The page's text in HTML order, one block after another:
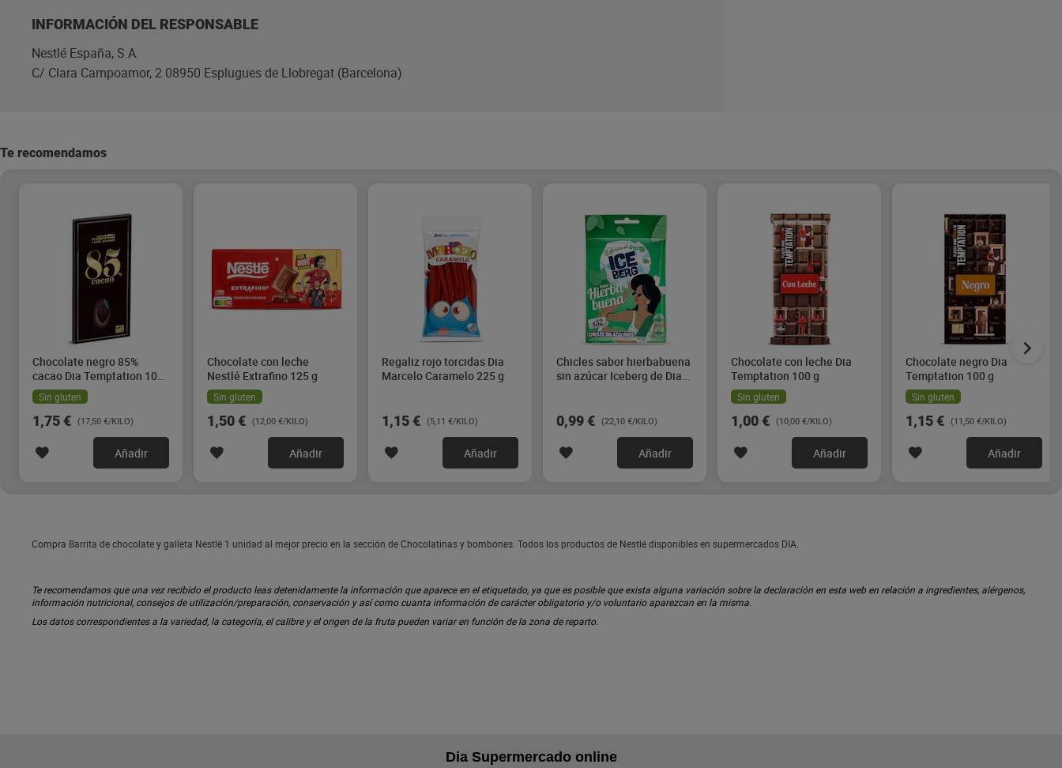
INFORMACIÓN DEL RESPONSABLE
Nestlé España, S.A.
C/ Clara Campoamor, 2 08950 Esplugues de Llobregat (Barcelona)
Te recomendamos
Chocolate negro 85%
cacao Dia Temptation 100
gSin gluten
1,75 € (17,50 €/KILO)
Añadir
Chocolate con leche
Nestlé Extrafino 125 g
Sin gluten
1,50 € (12,00 €/KILO)
Añadir
Regaliz rojo torcidas Dia
Marcelo Caramelo 225 g
1,15 € (5,11 €/KILO)
Añadir
Chicles sabor hierbabuena
sin azúcar Iceberg de Dia
0,99 € (22,10 €/KILO)
Añadir
Chocolate con leche Dia
Temptation 100 g
Sin gluten
1,00 € (10,00 €/KILO)
Añadir
Chocolate negro Dia
Temptation 100 g
Sin gluten
1,15 € (11,50 €/KILO)
Añadir
Compra Barrita de chocolate y galleta Nestlé 1 unidad al mejor precio en la sección de Chocolatinas y bombones. Todos los productos de Nestlé disponibles en supermercados DIA.
Te recomendamos que una vez recibido el producto leas detenidamente la información que aparece en el etiquetado, ya que es posible que exista alguna variación sobre la declaración en esta web en relación a ingredientes, alérgenos,
información nutricional, consejos de utilización/preparación, conservación y así como cuanta información de carácter obligatorio y/o voluntario aparezcan en la misma.
Los datos correspondientes a la variedad, la categoría, el calibre y el origen de la fruta pueden variar en función de la zona de reparto.
Dia Supermercado online